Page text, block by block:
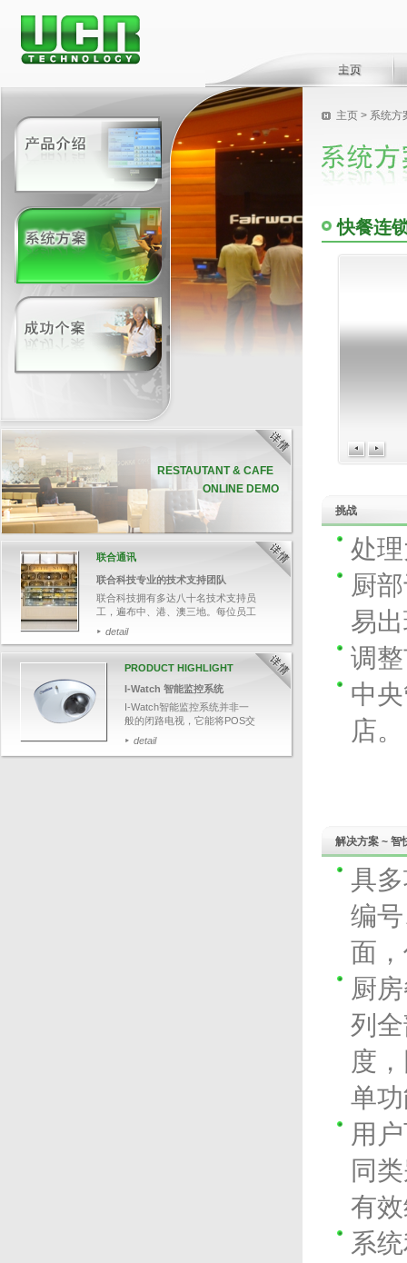
RESTAUTANT & CAFE
ONLINE DEMO
联合通讯
联合科技专业的技术支持团队
联合科技拥有多达八十名技术支持员
工，遍布中、港、澳三地。每位员工
培训员的严格评核，确保他们有充足
的技术知识，帮助客户解答各种疑
难。
员郑先生，了解联合科技如何为客人
提供迅速和专业的技术支持服务。
detail
PRODUCT HIGHLIGHT
I-Watch 智能监控系统
I-Watch智能监控系统并非一
般的闭路电视，它能将POS交
入关键文字，如：项目名称、
整单取消、更改付款等，快速
detail
主页 > 系统方
快餐连
挑战
处
厨
易
调
中
店。
解决方案 ~ 智
具
编
面
厨
列
度
单
用
同
有
系